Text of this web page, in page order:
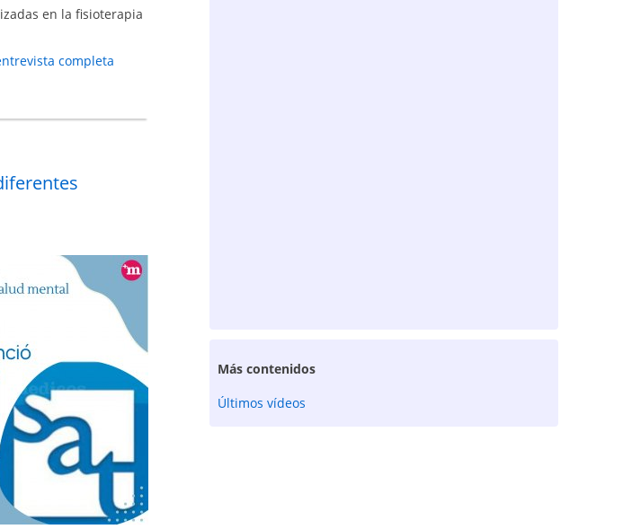
en la fisioterapia
completa
Más contenidos
Últimos vídeos